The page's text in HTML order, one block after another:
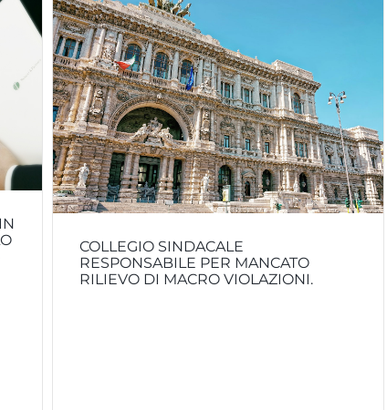
COLLEGIO SINDACALE
RESPONSABILE PER MANCATO
RILIEVO DI MACRO VIOLAZIONI.